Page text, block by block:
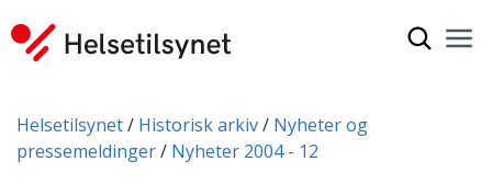
Du er her:
Helsetilsynet Historisk arkiv
Nyheter og
pressemeldinger
Nyheter 2004 - 12